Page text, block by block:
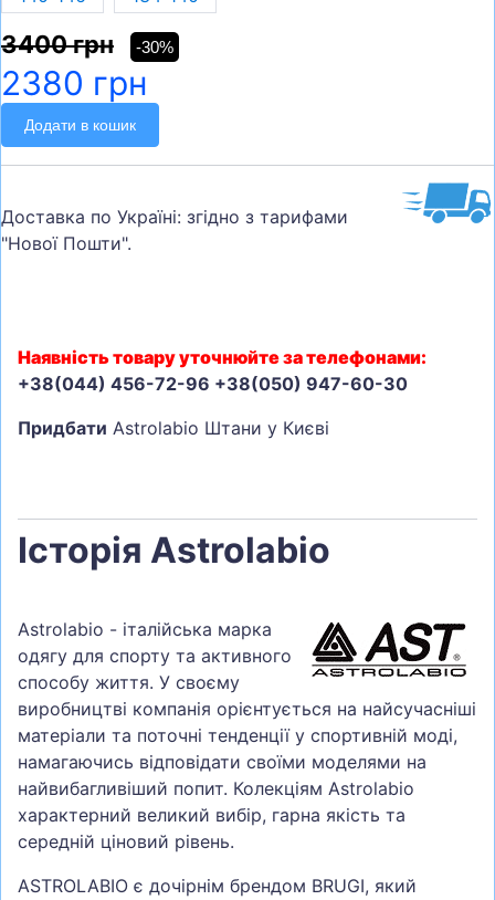
3400 грн -30%
2380 грн
Додати в кошик
Доставка по Україні: згідно з тарифами
"Нової Пошти".
Наявність товару уточнюйте за телефонами:
+38(044) 456-72-96 +38(050) 947-60-30
Придбати Astrolabio Штани у Києві
Історія Astrolabio
Astrolabio - італійська марка
одягу для спорту та активного
способу життя. У своєму
виробництві компанія орієнтується на найсучасніші
матеріали та поточні тенденції у спортивній моді,
намагаючись відповідати своїми моделями на
найвибагливіший попит. Колекціям Astrolabio
характерний великий вибір, гарна якість та
середній ціновий рівень.
ASTROLABIO є дочірнім брендом BRUGI, який